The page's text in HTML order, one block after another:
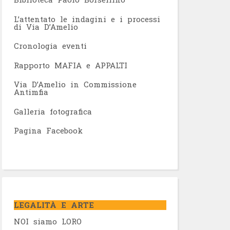
L’attentato le indagini e i processi
di Via D’Amelio
Cronologia eventi
Rapporto MAFIA e APPALTI
Via D’Amelio in Commissione
Antimfia
Galleria fotografica
Pagina Facebook
LEGALITÀ E ARTE
NOI siamo LORO